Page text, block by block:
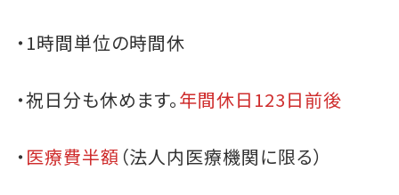
・1時間単位の時間休
・祝日分も休めます。年間休日123日前後
・ 医療費半額 （法人内医療機関に限る）